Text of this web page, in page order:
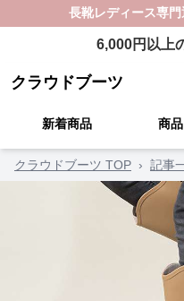
長靴レディース専門
6,000円以上
クラウドブーツ
新着商品 商
クラウドブーツ TOP › 記事